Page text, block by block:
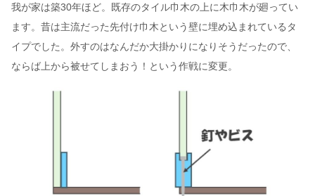
我が家は築30年ほど。既存のタイル巾木の上に木巾木が廻ってい
ます。昔は主流だった先付け巾木という壁に埋め込まれているタ
イプでした。外すのはなんだか大掛かりになりそうだったので、
ならば上から被せてしまおう！という作戦に変更。